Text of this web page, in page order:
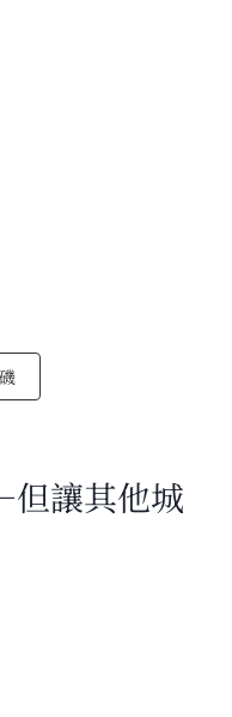
讓其他城